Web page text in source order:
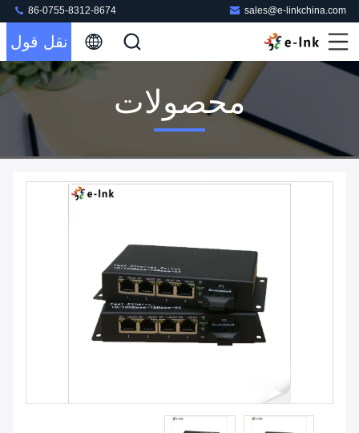
sales@e-linkchina.com
86-0755-8312-8674
نقل قول
محصولات